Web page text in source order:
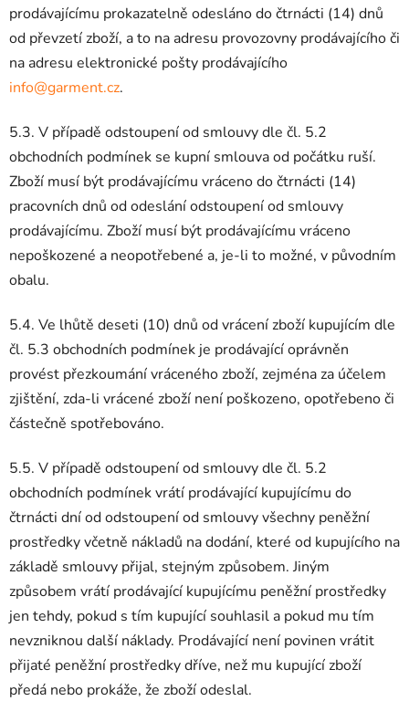
prodávajícímu prokazatelně odesláno do čtrnácti (14) dnů
od převzetí zboží, a to na adresu provozovny prodávajícího či
na adresu elektronické pošty prodávajícího
info@garment.cz.
5.3. V případě odstoupení od smlouvy dle čl. 5.2
obchodních podmínek se kupní smlouva od počátku ruší.
Zboží musí být prodávajícímu vráceno do čtrnácti (14)
pracovních dnů od odeslání odstoupení od smlouvy
prodávajícímu. Zboží musí být prodávajícímu vráceno
nepoškozené a neopotřebené a, je-li to možné, v původním
obalu.
5.4. Ve lhůtě deseti (10) dnů od vrácení zboží kupujícím dle
čl. 5.3 obchodních podmínek je prodávající oprávněn
provést přezkoumání vráceného zboží, zejména za účelem
zjištění, zda-li vrácené zboží není poškozeno, opotřebeno či
částečně spotřebováno.
5.5. V případě odstoupení od smlouvy dle čl. 5.2
obchodních podmínek vrátí prodávající kupujícímu do
čtrnácti dní od odstoupení od smlouvy všechny peněžní
prostředky včetně nákladů na dodání, které od kupujícího na
základě smlouvy přijal, stejným způsobem. Jiným
způsobem vrátí prodávající kupujícímu peněžní prostředky
jen tehdy, pokud s tím kupující souhlasil a pokud mu tím
nevzniknou další náklady. Prodávající není povinen vrátit
přijaté peněžní prostředky dříve, než mu kupující zboží
předá nebo prokáže, že zboží odeslal.